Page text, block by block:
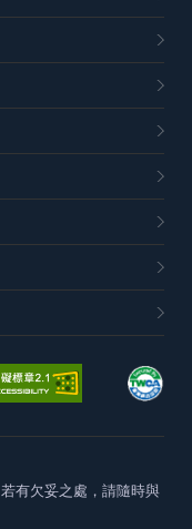
若有欠妥之處，請隨時與